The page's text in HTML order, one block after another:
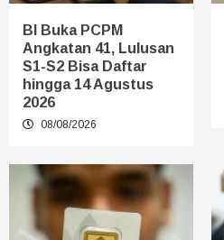
BI Buka PCPM
Angkatan 41, Lulusan
S1-S2 Bisa Daftar
hingga 14 Agustus
2026
08/08/2026